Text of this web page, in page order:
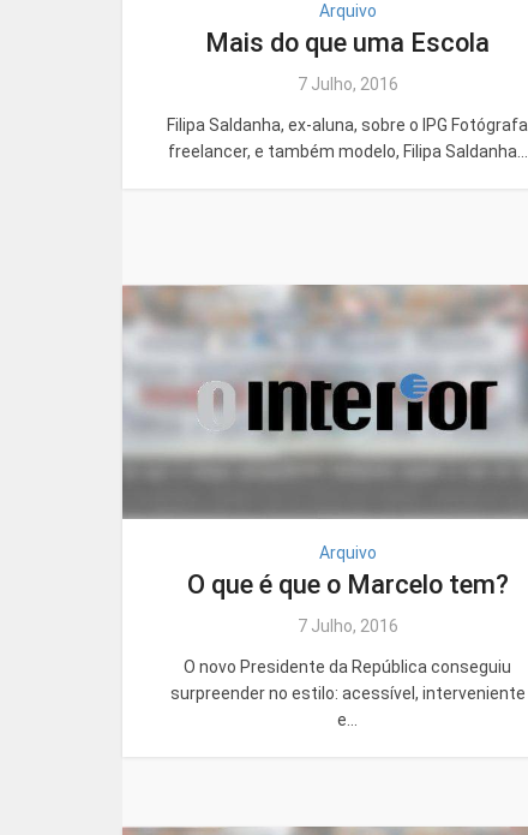
Arquivo
Mais do que uma Escola
7 Julho, 2016
Filipa Saldanha, ex-aluna, sobre o IPG Fotógrafa
freelancer, e também modelo, Filipa Saldanha...
Arquivo
O que é que o Marcelo tem?
7 Julho, 2016
O novo Presidente da República conseguiu
surpreender no estilo: acessível, interveniente
e...